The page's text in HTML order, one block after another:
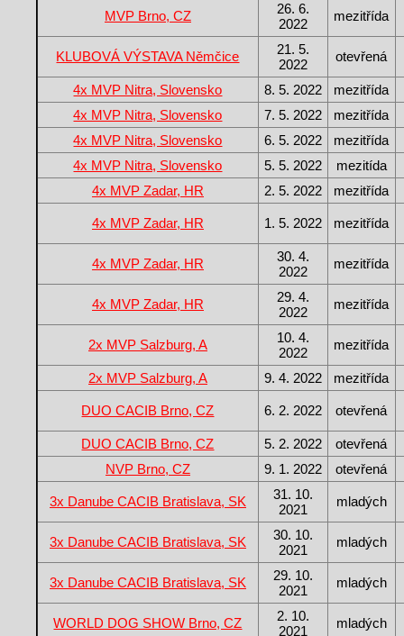
MVP Brno, CZ
26. 6.
2022
mezitřída
KLUBOVÁ VÝSTAVA Němčice
21. 5.
2022
otevřená
4x MVP Nitra, Slovensko 8. 5. 2022
mezitřída
4x MVP Nitra, Slovensko
7. 5. 2022
mezitřída
4x MVP Nitra, Slovensko
6. 5. 2022
mezitřída
4x MVP Nitra, Slovensko
5. 5. 2022
mezitída
4x MVP Zadar, HR
2. 5. 2022 mezitřída
4x MVP Zadar, HR 1. 5. 2022 mezitřída
4x MVP Zadar, HR
30. 4.
2022
mezitřída
4x MVP Zadar, HR
29. 4.
2022
mezitřída
2x MVP Salzburg, A
10. 4.
2022
mezitřída
2x MVP Salzburg, A 9. 4. 2022 mezitřída
DUO CACIB Brno, CZ 6. 2. 2022 otevřená
DUO CACIB Brno, CZ 5. 2. 2022
otevřená
NVP Brno, CZ
9. 1. 2022 otevřená
3x Danube CACIB Bratislava, SK
31. 10.
2021
mladých
3x Danube CACIB Bratislava, SK
30. 10.
2021
mladých
3x Danube CACIB Bratislava, SK
29. 10.
2021
mladých
WORLD DOG SHOW Brno, CZ
2. 10.
2021
mladých